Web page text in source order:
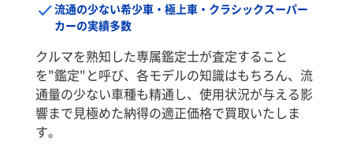
流通の少ない希少車・極上車・クラシックスーパー
カーの実績多数
クルマを熟知した専属鑑定士が査定すること
を"鑑定"と呼び、各モデルの知識はもちろん、流
通量の少ない車種も精通し、使用状況が与える影
響まで見極めた納得の適正価格で買取いたしま
す。